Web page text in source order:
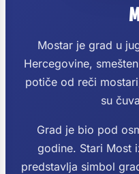
Mostar je grad u
Hercegovine,
potiče od reči
su
Grad je bio pod
godine. Stari Most
predstavlja simbol